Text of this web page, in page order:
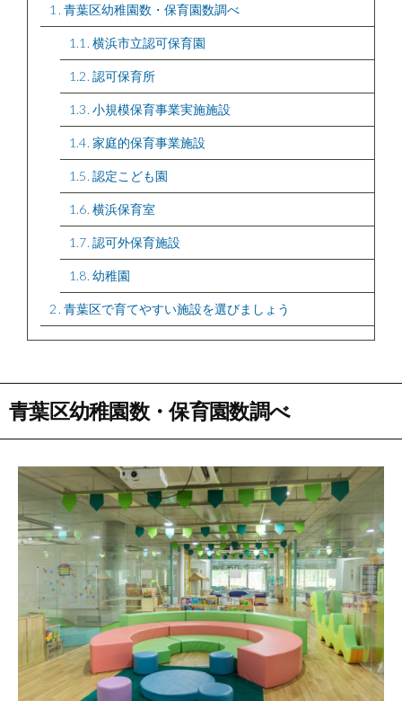
1 青葉区幼稚園数・保育園数調べ
1.1 横浜市立認可保育園
1.2 認可保育所
1.3 小規模保育事業実施施設
1.4 家庭的保育事業施設
1.5 認定こども園
1.6 横浜保育室
1.7 認可外保育施設
1.8 幼稚園
2 青葉区で育てやすい施設を選びましょう
青葉区幼稚園数・保育園数調べ